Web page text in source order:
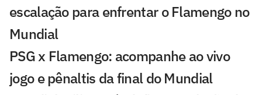
escalação para enfrentar o Flamengo no
Mundial
PSG x Flamengo: acompanhe ao vivo
jogo e pênaltis da final do Mundial